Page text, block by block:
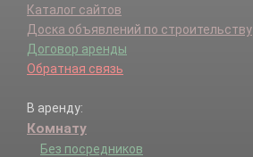
Каталог сайтов
Доска объявлений по строительству
Договор аренды
Обратная связь
В аренду:
Комнату
Без посредников